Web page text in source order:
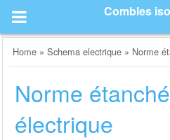
content
Combles
Home »Schema electrique » Norme
Norme
électrique